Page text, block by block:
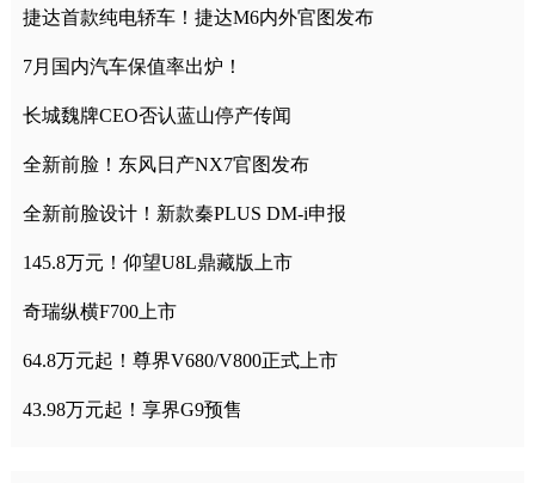
捷达首款纯电轿车！捷达M6内外官图发布
7月国内汽车保值率出炉！
长城魏牌CEO否认蓝山停产传闻
全新前脸！东风日产NX7官图发布
全新前脸设计！新款秦PLUS DM-i申报
145.8万元！仰望U8L鼎藏版上市
奇瑞纵横F700上市
64.8万元起！尊界V680/V800正式上市
43.98万元起！享界G9预售